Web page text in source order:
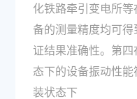
化铁路牵引变电所
备的测量精度均可
证结果准确性。第
态下的设备振动性能
装状态下